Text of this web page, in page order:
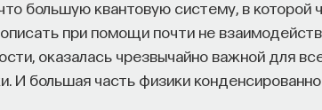
большую квантовую систему, в которой
при помощи почти не
оказалась чрезвычайно важной для
И большая часть физики